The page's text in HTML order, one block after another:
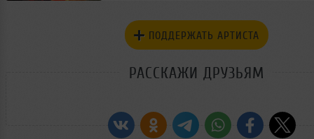
ПОДДЕРЖАТЬ АРТИСТА
РАССКАЖИ ДРУЗЬЯМ